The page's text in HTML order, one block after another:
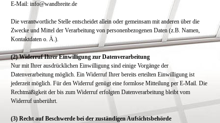
E-Mail: info@wandbreite.de
Die verantwortliche Stelle entscheidet allein oder gemeinsam mit anderen über die
Zwecke und Mittel der Verarbeitung von personenbezogenen Daten (z.B. Namen,
Kontaktdaten o. Ä.).
(2) Widerruf Ihrer Einwilligung zur Datenverarbeitung
Nur mit Ihrer ausdrücklichen Einwilligung sind einige Vorgänge der
Datenverarbeitung möglich. Ein Widerruf Ihrer bereits erteilten Einwilligung ist
jederzeit möglich. Für den Widerruf genügt eine formlose Mitteilung per E-Mail. Die
Rechtmäßigkeit der bis zum Widerruf erfolgten Datenverarbeitung bleibt vom
Widerruf unberührt.
(3) Recht auf Beschwerde bei der zuständigen Aufsichtsbehörde